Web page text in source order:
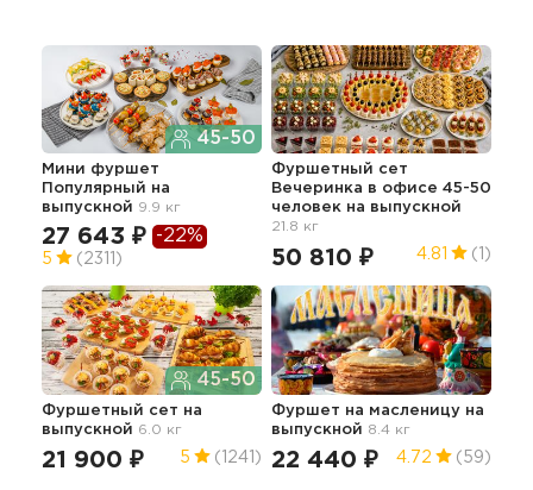
45-50
Мини фуршет
Популярный на
выпускной 9.9 кг
27 643 ₽ -22%
5 (2311)
Фуршетный сет
Вечеринка в офисе 45-50
человек на выпускной
21.8 кг
50 810 ₽ 4.81 (1)
45-50
Фуршетный сет на
выпускной 6.0 кг
21 900 ₽ 5 (1241)
Фуршет на масленицу на
выпускной 8.4 кг
22 440 ₽ 4.72 (59)